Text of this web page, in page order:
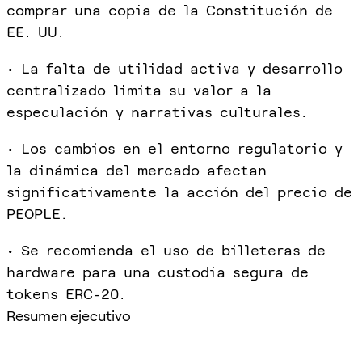
comprar una copia de la Constitución de
EE. UU.
• La falta de utilidad activa y desarrollo
centralizado limita su valor a la
especulación y narrativas culturales.
• Los cambios en el entorno regulatorio y
la dinámica del mercado afectan
significativamente la acción del precio de
PEOPLE.
• Se recomienda el uso de billeteras de
hardware para una custodia segura de
tokens ERC-20.
Resumen ejecutivo